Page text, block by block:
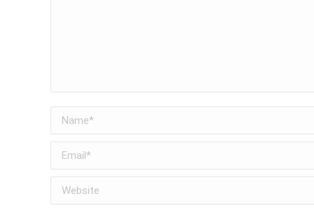
Name *
Email *
Website